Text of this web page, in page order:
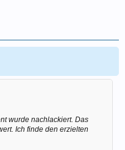
wurde nachlackiert. Das
Ich finde den erzielten